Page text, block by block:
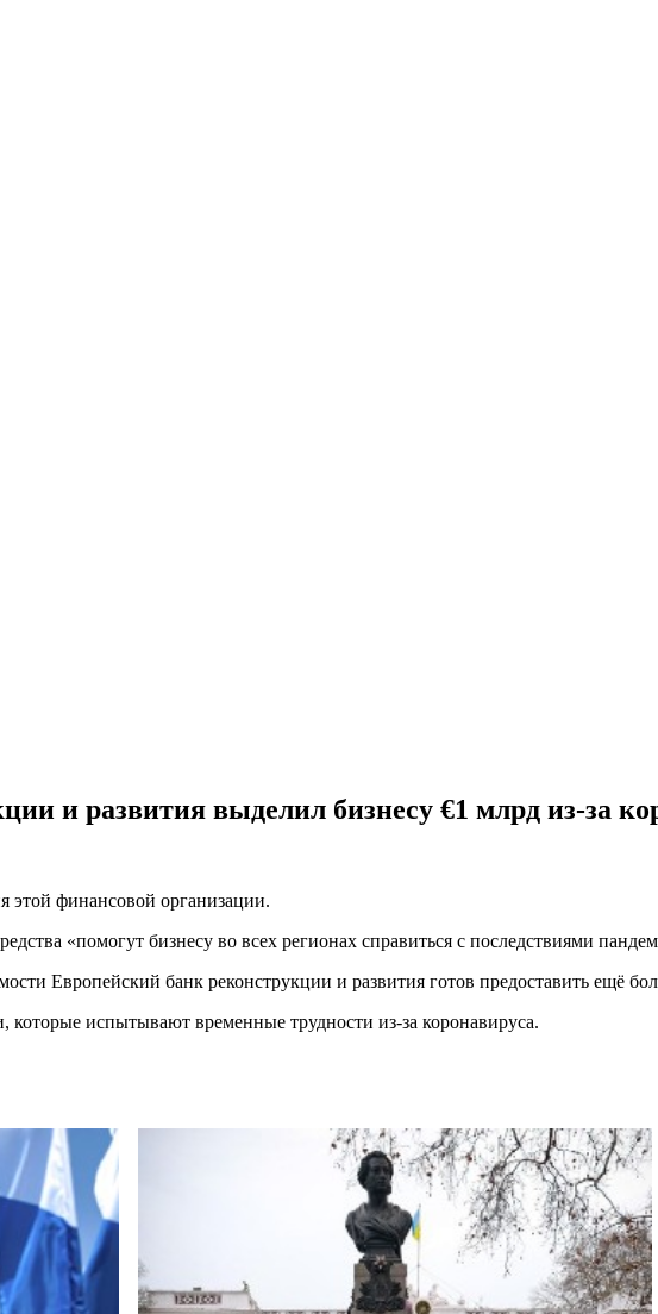
и развития выделил бизнесу €1 млрд из-за
этой финансовой организации.
«помогут бизнесу во всех регионах справиться с последствиями
Европейский банк реконструкции и развития готов предоставить ещё
испытывают временные трудности из-за коронавируса.